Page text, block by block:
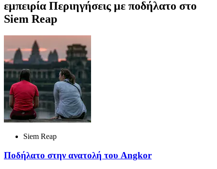
εμπειρία Περιηγήσεις με ποδήλατο στο
Siem Reap
Siem Reap
Ποδήλατο στην ανατολή του Angkor